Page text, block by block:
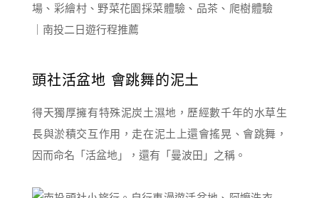
頭社活盆地 會跳舞的泥土
得天獨厚擁有特殊泥炭土濕地，歷經數千年的水草生
長與淤積交互作用，走在泥土上還會搖晃、會跳舞，
因而命名「活盆地」，還有「曼波田」之稱。